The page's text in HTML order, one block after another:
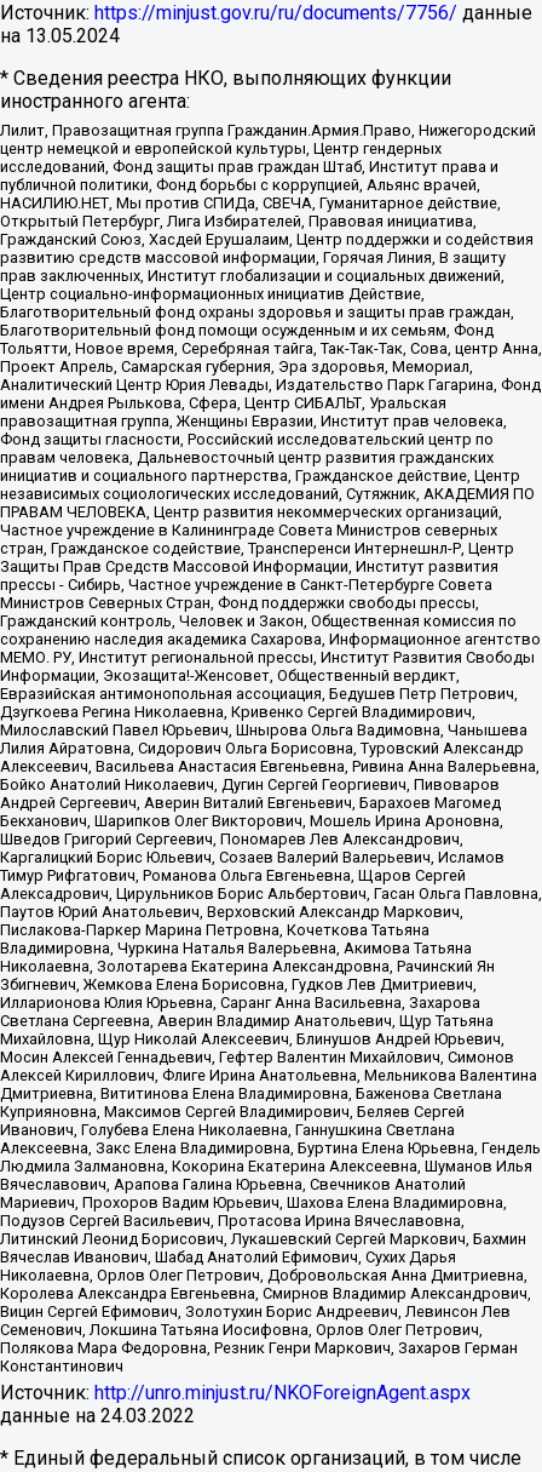
Источник: https://minjust.gov.ru/ru/documents/7756/ данные
на 13.05.2024
* Сведения реестра НКО, выполняющих функции
иностранного агента:
Лилит, Правозащитная группа Гражданин.Армия.Право, Нижегородский
центр немецкой и европейской культуры, Центр гендерных
исследований, Фонд защиты прав граждан Штаб, Институт права и
публичной политики, Фонд борьбы с коррупцией, Альянс врачей,
НАСИЛИЮ.НЕТ, Мы против СПИДа, СВЕЧА, Гуманитарное действие,
Открытый Петербург, Лига Избирателей, Правовая инициатива,
Гражданский Союз, Хасдей Ерушалаим, Центр поддержки и содействия
развитию средств массовой информации, Горячая Линия, В защиту
прав заключенных, Институт глобализации и социальных движений,
Центр социально-информационных инициатив Действие,
Благотворительный фонд охраны здоровья и защиты прав граждан,
Благотворительный фонд помощи осужденным и их семьям, Фонд
Тольятти, Новое время, Серебряная тайга, Так-Так-Так, Сова, центр Анна,
Проект Апрель, Самарская губерния, Эра здоровья, Мемориал,
Аналитический Центр Юрия Левады, Издательство Парк Гагарина, Фонд
имени Андрея Рылькова, Сфера, Центр СИБАЛЬТ, Уральская
правозащитная группа, Женщины Евразии, Институт прав человека,
Фонд защиты гласности, Российский исследовательский центр по
правам человека, Дальневосточный центр развития гражданских
инициатив и социального партнерства, Гражданское действие, Центр
независимых социологических исследований, Сутяжник, АКАДЕМИЯ ПО
ПРАВАМ ЧЕЛОВЕКА, Центр развития некоммерческих организаций,
Частное учреждение в Калининграде Совета Министров северных
стран, Гражданское содействие, Трансперенси Интернешнл-Р, Центр
Защиты Прав Средств Массовой Информации, Институт развития
прессы - Сибирь, Частное учреждение в Санкт-Петербурге Совета
Министров Северных Стран, Фонд поддержки свободы прессы,
Гражданский контроль, Человек и Закон, Общественная комиссия по
сохранению наследия академика Сахарова, Информационное агентство
МЕМО. РУ, Институт региональной прессы, Институт Развития Свободы
Информации, Экозащита!-Женсовет, Общественный вердикт,
Евразийская антимонопольная ассоциация, Бедушев Петр Петрович,
Дзугкоева Регина Николаевна, Кривенко Сергей Владимирович,
Милославский Павел Юрьевич, Шнырова Ольга Вадимовна, Чанышева
Лилия Айратовна, Сидорович Ольга Борисовна, Туровский Александр
Алексеевич, Васильева Анастасия Евгеньевна, Ривина Анна Валерьевна,
Бойко Анатолий Николаевич, Дугин Сергей Георгиевич, Пивоваров
Андрей Сергеевич, Аверин Виталий Евгеньевич, Барахоев Магомед
Бекханович, Шарипков Олег Викторович, Мошель Ирина Ароновна,
Шведов Григорий Сергеевич, Пономарев Лев Александрович,
Каргалицкий Борис Юльевич, Созаев Валерий Валерьевич, Исламов
Тимур Рифгатович, Романова Ольга Евгеньевна, Щаров Сергей
Алексадрович, Цирульников Борис Альбертович, Гасан Ольга Павловна,
Паутов Юрий Анатольевич, Верховский Александр Маркович,
Пислакова-Паркер Марина Петровна, Кочеткова Татьяна
Владимировна, Чуркина Наталья Валерьевна, Акимова Татьяна
Николаевна, Золотарева Екатерина Александровна, Рачинский Ян
Збигневич, Жемкова Елена Борисовна, Гудков Лев Дмитриевич,
Илларионова Юлия Юрьевна, Саранг Анна Васильевна, Захарова
Светлана Сергеевна, Аверин Владимир Анатольевич, Щур Татьяна
Михайловна, Щур Николай Алексеевич, Блинушов Андрей Юрьевич,
Мосин Алексей Геннадьевич, Гефтер Валентин Михайлович, Симонов
Алексей Кириллович, Флиге Ирина Анатольевна, Мельникова Валентина
Дмитриевна, Вититинова Елена Владимировна, Баженова Светлана
Куприяновна, Максимов Сергей Владимирович, Беляев Сергей
Иванович, Голубева Елена Николаевна, Ганнушкина Светлана
Алексеевна, Закс Елена Владимировна, Буртина Елена Юрьевна, Гендель
Людмила Залмановна, Кокорина Екатерина Алексеевна, Шуманов Илья
Вячеславович, Арапова Галина Юрьевна, Свечников Анатолий
Мариевич, Прохоров Вадим Юрьевич, Шахова Елена Владимировна,
Подузов Сергей Васильевич, Протасова Ирина Вячеславовна,
Литинский Леонид Борисович, Лукашевский Сергей Маркович, Бахмин
Вячеслав Иванович, Шабад Анатолий Ефимович, Сухих Дарья
Николаевна, Орлов Олег Петрович, Добровольская Анна Дмитриевна,
Королева Александра Евгеньевна, Смирнов Владимир Александрович,
Вицин Сергей Ефимович, Золотухин Борис Андреевич, Левинсон Лев
Семенович, Локшина Татьяна Иосифовна, Орлов Олег Петрович,
Полякова Мара Федоровна, Резник Генри Маркович, Захаров Герман
Константинович
Источник: http://unro.minjust.ru/NKOForeignAgent.aspx
данные на 24.03.2022
* Единый федеральный список организаций, в том числе